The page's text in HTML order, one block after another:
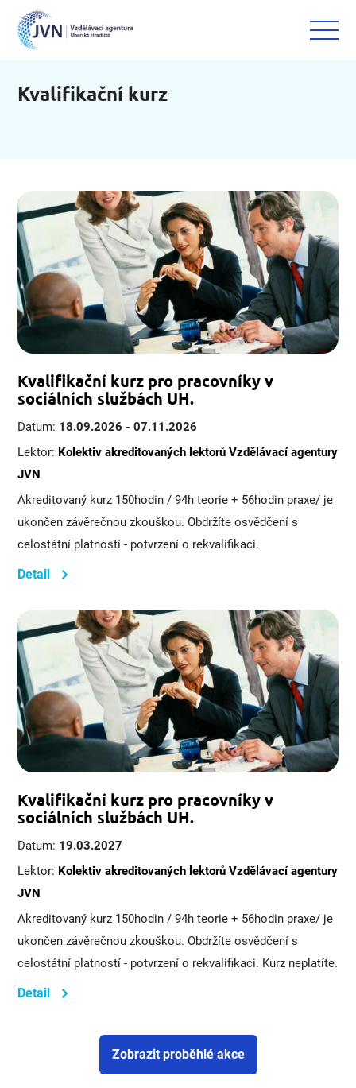
Kvalifikační kurz
>
Kvalifikační kurz pro pracovníky v
sociálních službách UH.
Datum: 18.09.2026 - 07.11.2026
Lektor: Kolektiv akreditovaných lektorů Vzdělávací agentury
JVN
Akreditovaný kurz 150hodin / 94h teorie + 56hodin praxe/ je
ukončen závěrečnou zkouškou. Obdržíte osvědčení s
celostátní platností - potvrzení o rekvalifikaci.
Detail
>
Kvalifikační kurz pro pracovníky v
sociálních službách UH.
Datum: 19.03.2027
Lektor: Kolektiv akreditovaných lektorů Vzdělávací agentury
JVN
Akreditovaný kurz 150hodin / 94h teorie + 56hodin praxe/ je
ukončen závěrečnou zkouškou. Obdržíte osvědčení s
celostátní platností - potvrzení o rekvalifikaci. Kurz neplatíte.
Detail
Zobrazit proběhlé akce